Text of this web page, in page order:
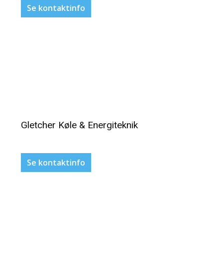
Se kontaktinfo
Gletcher Køle & Energiteknik
Se kontaktinfo